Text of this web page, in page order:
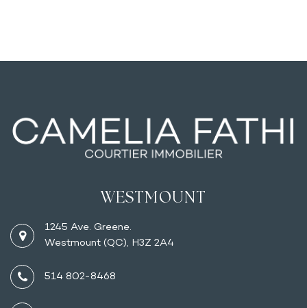
WESTMOUNT
1245 Ave. Greene.
Westmount (QC), H3Z 2A4
514 802-8468